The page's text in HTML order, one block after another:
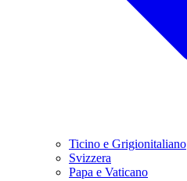
Ticino e Grigionitaliano
Svizzera
Papa e Vaticano